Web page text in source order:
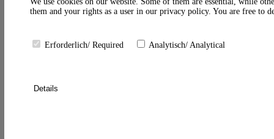
Suche schließen
them and your rights as a user in our privacy policy. You are free to
Erforderlich/ Required Analytisch/ Analytical
Details